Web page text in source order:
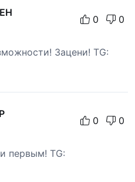
0 0
Зацени! TG:
0 0
первым! TG: